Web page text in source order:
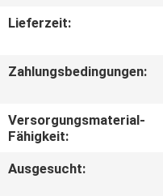
SIE
MIT
IN
VERBINDUNG
Lieferzeit:
Zahlungsbedingungen:
Versorgungsmaterial-
Fähigkeit:
Ausgesucht: